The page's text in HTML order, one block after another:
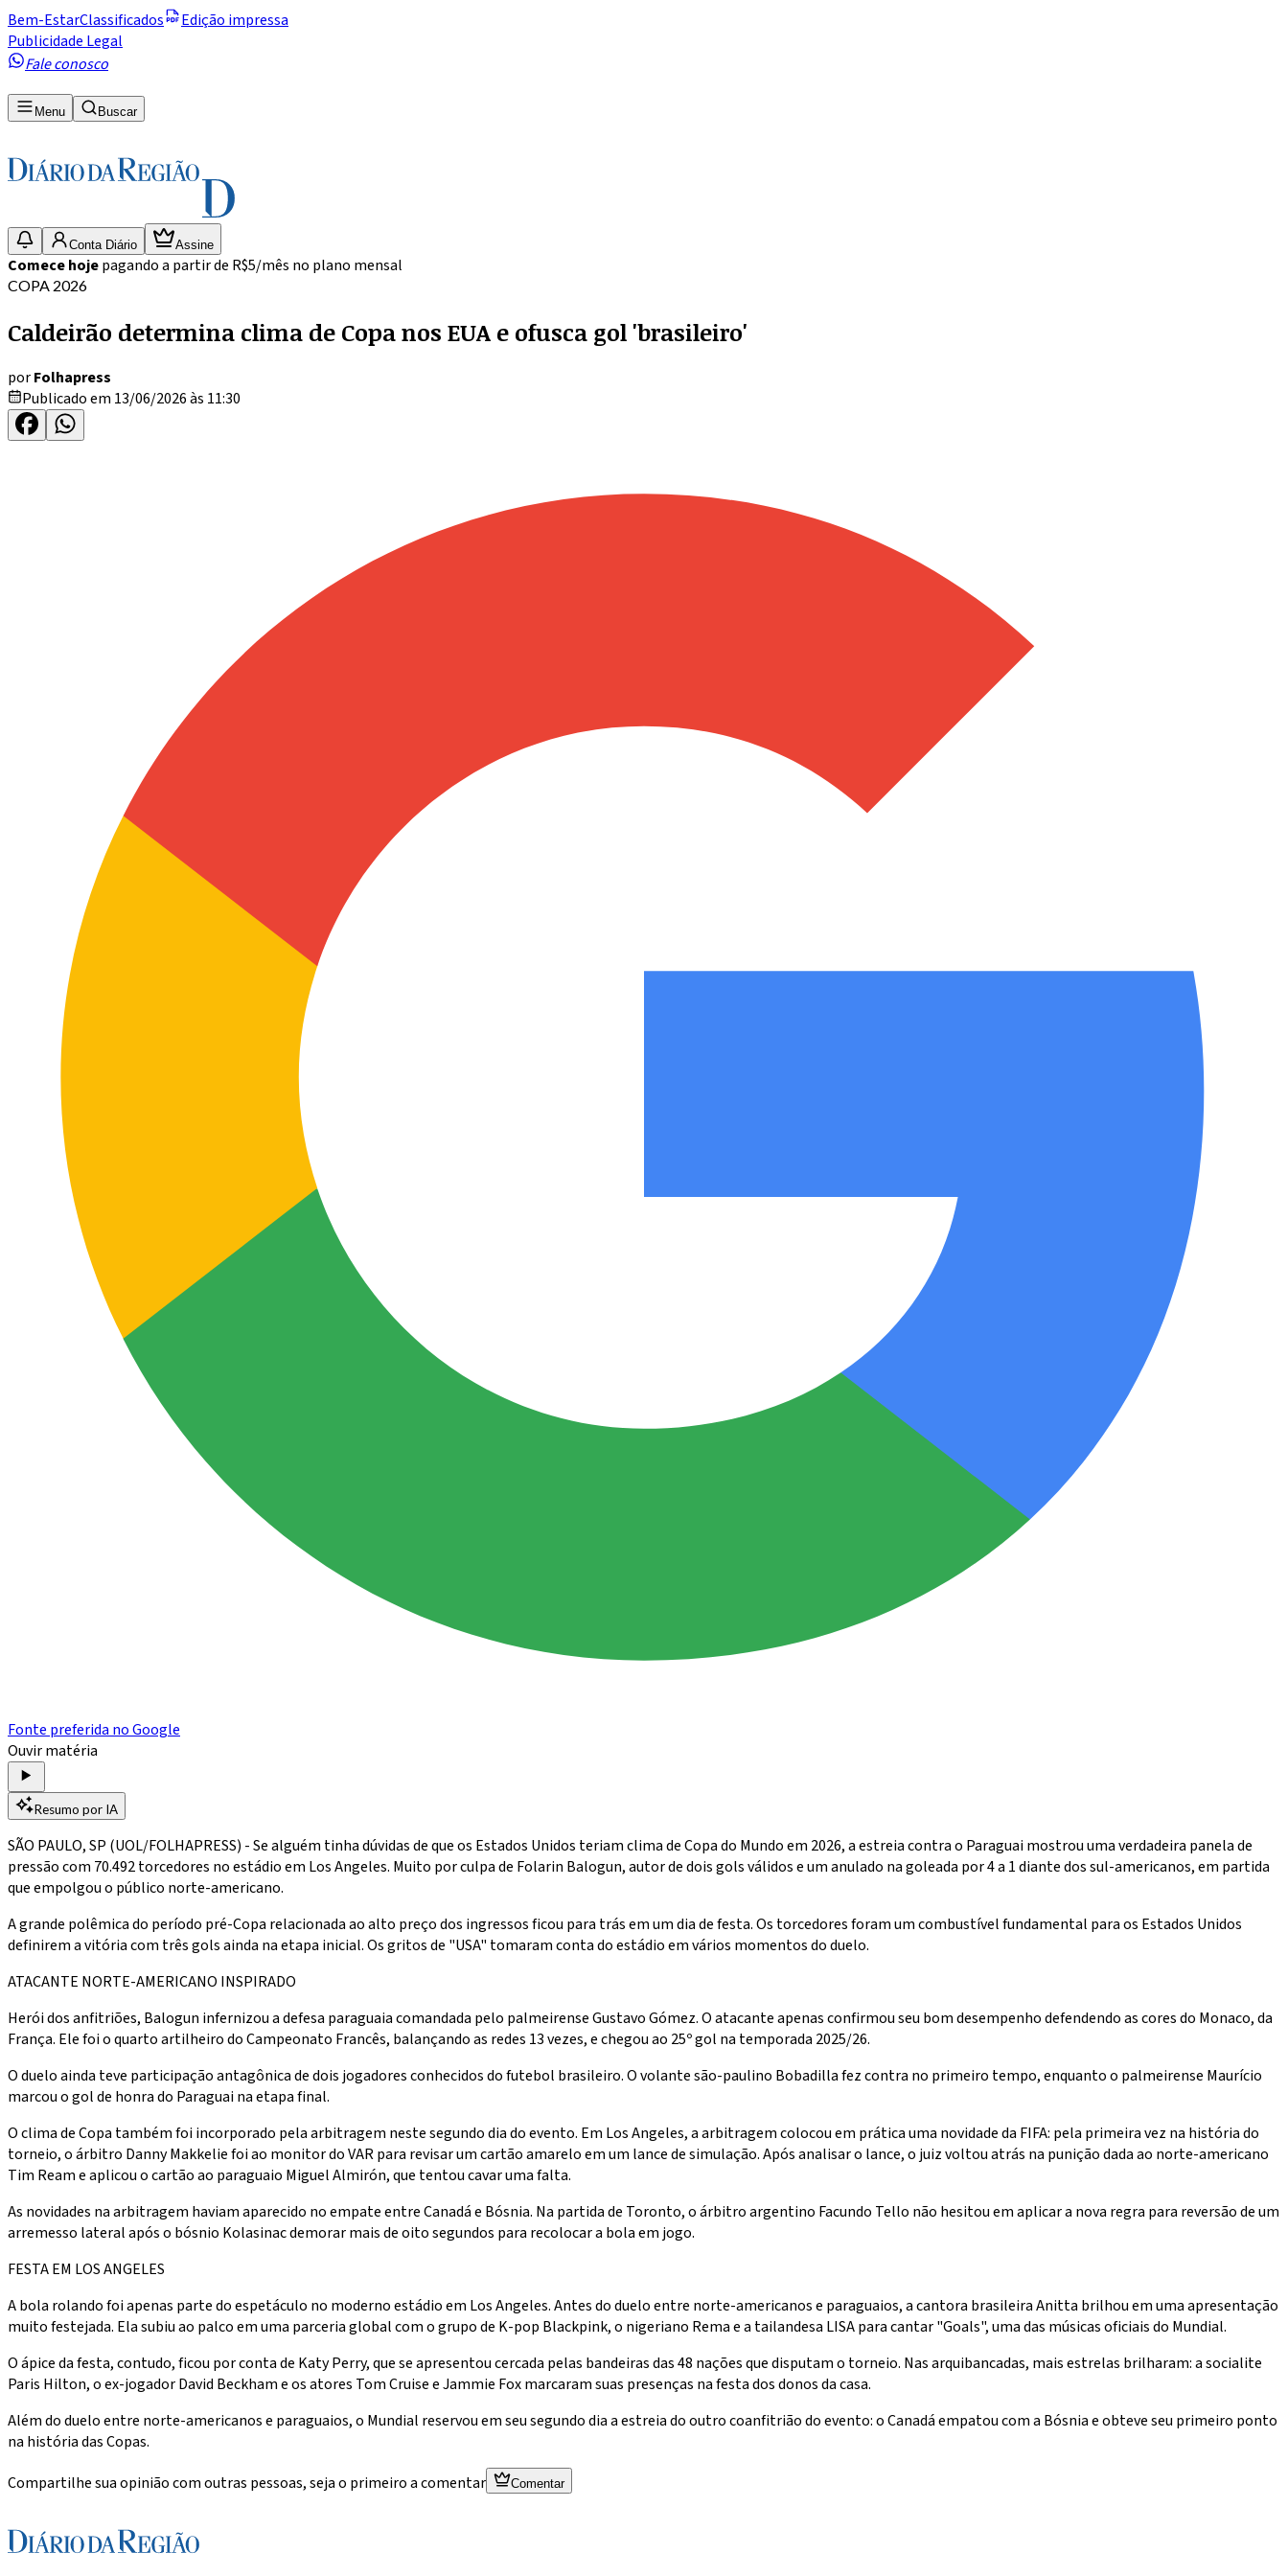
Bem-EstarClassificados
Edição impressa
Publicidade Legal
Fale conosco
Menu Buscar
Conta Diário Assine
Comece hojepagando a partir de R$5/mês no plano mensal
COPA 2026
Caldeirão determina clima de Copa nos EUA e ofusca gol 'brasileiro'
porFolhapress
Publicado em 13/06/2026 às 11:30
Fonte preferida no Google
Ouvir matéria
Resumo por IA
SÃO PAULO, SP (UOL/FOLHAPRESS) - Se alguém tinha dúvidas de que os Estados Unidos teriam clima de Copa do Mundo em 2026, a estreia contra o Paraguai mostrou uma verdadeira panela de
pressão com 70.492 torcedores no estádio em Los Angeles. Muito por culpa de Folarin Balogun, autor de dois gols válidos e um anulado na goleada por 4 a 1 diante dos sul-americanos, em partida
que empolgou o público norte-americano.
A grande polêmica do período pré-Copa relacionada ao alto preço dos ingressos ficou para trás em um dia de festa. Os torcedores foram um combustível fundamental para os Estados Unidos
definirem a vitória com três gols ainda na etapa inicial. Os gritos de "USA" tomaram conta do estádio em vários momentos do duelo.
ATACANTE NORTE-AMERICANO INSPIRADO
Herói dos anfitriões, Balogun infernizou a defesa paraguaia comandada pelo palmeirense Gustavo Gómez. O atacante apenas confirmou seu bom desempenho defendendo as cores do Monaco, da
França. Ele foi o quarto artilheiro do Campeonato Francês, balançando as redes 13 vezes, e chegou ao 25º gol na temporada 2025/26.
O duelo ainda teve participação antagônica de dois jogadores conhecidos do futebol brasileiro. O volante são-paulino Bobadilla fez contra no primeiro tempo, enquanto o palmeirense Maurício
marcou o gol de honra do Paraguai na etapa final.
O clima de Copa também foi incorporado pela arbitragem neste segundo dia do evento. Em Los Angeles, a arbitragem colocou em prática uma novidade da FIFA: pela primeira vez na história do
torneio, o árbitro Danny Makkelie foi ao monitor do VAR para revisar um cartão amarelo em um lance de simulação. Após analisar o lance, o juiz voltou atrás na punição dada ao norte-americano
Tim Ream e aplicou o cartão ao paraguaio Miguel Almirón, que tentou cavar uma falta.
As novidades na arbitragem haviam aparecido no empate entre Canadá e Bósnia. Na partida de Toronto, o árbitro argentino Facundo Tello não hesitou em aplicar a nova regra para reversão de um
arremesso lateral após o bósnio Kolasinac demorar mais de oito segundos para recolocar a bola em jogo.
FESTA EM LOS ANGELES
A bola rolando foi apenas parte do espetáculo no moderno estádio em Los Angeles. Antes do duelo entre norte-americanos e paraguaios, a cantora brasileira Anitta brilhou em uma apresentação
muito festejada. Ela subiu ao palco em uma parceria global com o grupo de K-pop Blackpink, o nigeriano Rema e a tailandesa LISA para cantar "Goals", uma das músicas oficiais do Mundial.
O ápice da festa, contudo, ficou por conta de Katy Perry, que se apresentou cercada pelas bandeiras das 48 nações que disputam o torneio. Nas arquibancadas, mais estrelas brilharam: a socialite
Paris Hilton, o ex-jogador David Beckham e os atores Tom Cruise e Jammie Fox marcaram suas presenças na festa dos donos da casa.
Além do duelo entre norte-americanos e paraguaios, o Mundial reservou em seu segundo dia a estreia do outro coanfitrião do evento: o Canadá empatou com a Bósnia e obteve seu primeiro ponto
na história das Copas.
Compartilhe sua opinião com outras pessoas, seja o primeiro a comentar
Comentar